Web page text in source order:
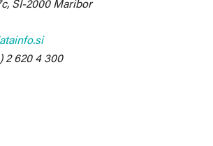
2 620 4 300